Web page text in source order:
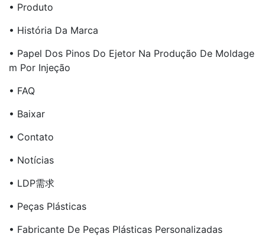
• Produto
• História Da Marca
• Papel Dos Pinos Do Ejetor Na Produção De Moldage
M Por Injeção
• FAQ
• Baixar
• Contato
• Notícias
• LDP需求
• Peças Plásticas
• Fabricante De Peças Plásticas Personalizadas